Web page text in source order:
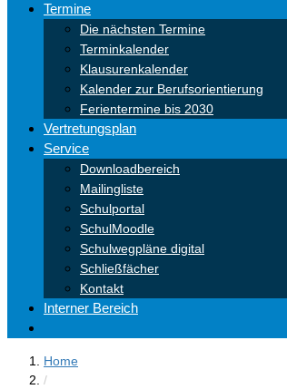
Termine
Die nächsten Termine
Terminkalender
Klausurenkalender
Kalender zur Berufsorientierung
Ferientermine bis 2030
Vertretungsplan
Service
Downloadbereich
Mailingliste
Schulportal
SchulMoodle
Schulwegpläne digital
Schließfächer
Kontakt
Interner Bereich
Home
/